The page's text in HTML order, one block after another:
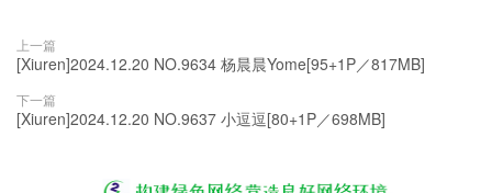
上一篇
[Xiuren]2024.12.20 NO.9634 杨晨晨Yome[95+1P／817MB]
下一篇
[Xiuren]2024.12.20 NO.9637 小逗逗[80+1P／698MB]